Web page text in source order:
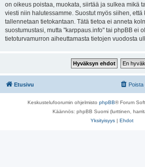
on oikeus poistaa, muokata, siirtää ja sulkea mikä
viesti niin halutessamme. Suostut myös siihen,
tallennetaan tietokantaan. Tätä tietoa ei anneta
suostumustasi, mutta "karppaus.info" tai phpBB ei
tietoturvamurron aiheuttamasta tietojen vuodosta
Etusivu
Keskustelufoorumin ohjelmisto phpBB® Forum
Käännös: phpBB Suomi (lurttinen,
Yksityisyys | Ehdot